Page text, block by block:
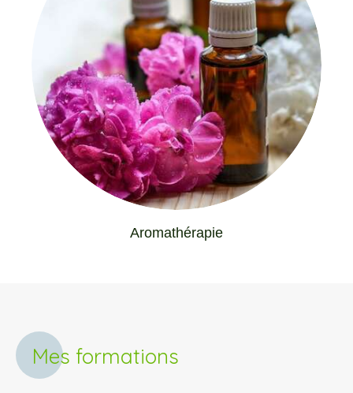
Aromathérapie
Mes formations